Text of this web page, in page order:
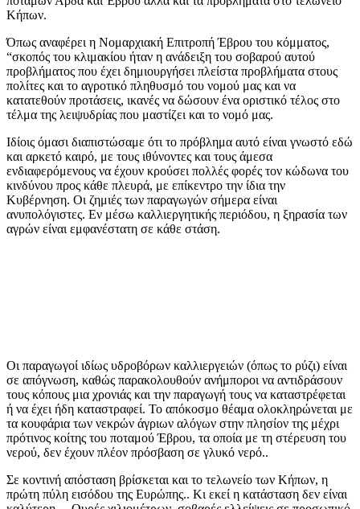
Κήπων.
Όπως αναφέρει η Νομαρχιακή Επιτροπή Έβρου του κόμματος,
“σκοπός του κλιμακίου ήταν η ανάδειξη του σοβαρού αυτού
προβλήματος που έχει δημιουργήσει πλείστα προβλήματα στους
πολίτες και το αγροτικό πληθυσμό του νομού μας και να
κατατεθούν προτάσεις, ικανές να δώσουν ένα οριστικό τέλος στο
τέλμα της λειψυδρίας που μαστίζει και το νομό μας.
Ιδίοις όμασι διαπιστώσαμε ότι το πρόβλημα αυτό είναι γνωστό εδώ
και αρκετό καιρό, με τους ιθύνοντες και τους άμεσα
ενδιαφερόμενους να έχουν κρούσει πολλές φορές τον κώδωνα του
κινδύνου προς κάθε πλευρά, με επίκεντρο την ίδια την
Κυβέρνηση. Οι ζημιές των παραγωγών σήμερα είναι
ανυπολόγιστες. Εν μέσω καλλιεργητικής περιόδου, η ξηρασία των
αγρών είναι εμφανέστατη σε κάθε στάση.
Οι παραγωγοί ιδίως υδροβόρων καλλιεργειών (όπως το ρύζι) είναι
σε απόγνωση, καθώς παρακολουθούν ανήμποροι να αντιδράσουν
τους κόπους μια χρονιάς και την παραγωγή τους να καταστρέφεται
ή να έχει ήδη καταστραφεί. Το απόκοσμο θέαμα ολοκληρώνεται με
τα κουφάρια των νεκρών άγριων αλόγων στην πλησίον της μέχρι
πρότινος κοίτης του ποταμού Έβρου, τα οποία με τη στέρευση του
νερού, δεν έχουν πλέον πρόσβαση σε γλυκό νερό..
Σε κοντινή απόσταση βρίσκεται και το τελωνείο των Κήπων, η
πρώτη πύλη εισόδου της Ευρώπης.. Κι εκεί η κατάσταση δεν είναι